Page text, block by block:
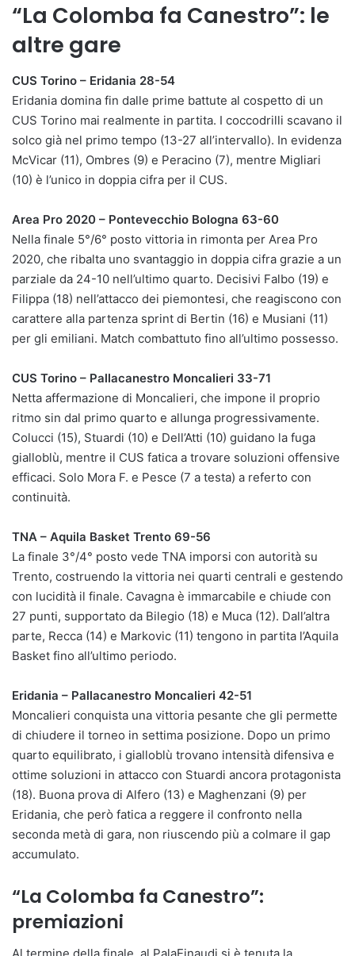
“La Colomba fa Canestro”: le
altre gare
CUS Torino – Eridania 28-54
Eridania domina fin dalle prime battute al cospetto di un
CUS Torino mai realmente in partita. I coccodrilli scavano il
solco già nel primo tempo (13-27 all’intervallo). In evidenza
McVicar (11), Ombres (9) e Peracino (7), mentre Migliari
(10) è l’unico in doppia cifra per il CUS.
Area Pro 2020 – Pontevecchio Bologna 63-60
Nella finale 5°/6° posto vittoria in rimonta per Area Pro
2020, che ribalta uno svantaggio in doppia cifra grazie a un
parziale da 24-10 nell’ultimo quarto. Decisivi Falbo (19) e
Filippa (18) nell’attacco dei piemontesi, che reagiscono con
carattere alla partenza sprint di Bertin (16) e Musiani (11)
per gli emiliani. Match combattuto fino all’ultimo possesso.
CUS Torino – Pallacanestro Moncalieri 33-71
Netta affermazione di Moncalieri, che impone il proprio
ritmo sin dal primo quarto e allunga progressivamente.
Colucci (15), Stuardi (10) e Dell’Atti (10) guidano la fuga
gialloblù, mentre il CUS fatica a trovare soluzioni offensive
efficaci. Solo Mora F. e Pesce (7 a testa) a referto con
continuità.
TNA – Aquila Basket Trento 69-56
La finale 3°/4° posto vede TNA imporsi con autorità su
Trento, costruendo la vittoria nei quarti centrali e gestendo
con lucidità il finale. Cavagna è immarcabile e chiude con
27 punti, supportato da Bilegio (18) e Muca (12). Dall’altra
parte, Recca (14) e Markovic (11) tengono in partita l’Aquila
Basket fino all’ultimo periodo.
Eridania – Pallacanestro Moncalieri 42-51
Moncalieri conquista una vittoria pesante che gli permette
di chiudere il torneo in settima posizione. Dopo un primo
quarto equilibrato, i gialloblù trovano intensità difensiva e
ottime soluzioni in attacco con Stuardi ancora protagonista
(18). Buona prova di Alfero (13) e Maghenzani (9) per
Eridania, che però fatica a reggere il confronto nella
seconda metà di gara, non riuscendo più a colmare il gap
accumulato.
“La Colomba fa Canestro”:
premiazioni